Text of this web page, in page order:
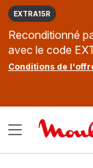
EXTRA15R
Reconditionné
avec le code
Conditions de
Ouvrir